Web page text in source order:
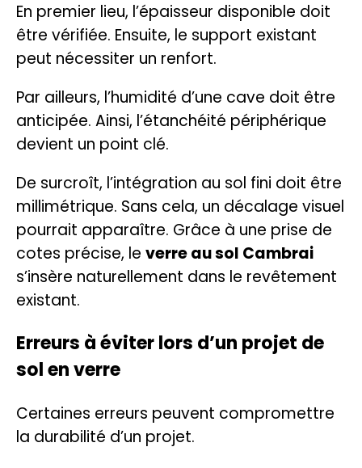
En premier lieu, l’épaisseur disponible doit
être vérifiée. Ensuite, le support existant
peut nécessiter un renfort.
Par ailleurs, l’humidité d’une cave doit être
anticipée. Ainsi, l’étanchéité périphérique
devient un point clé.
De surcroît, l’intégration au sol fini doit être
millimétrique. Sans cela, un décalage visuel
pourrait apparaître. Grâce à une prise de
cotes précise, le verre au sol Cambrai
s’insère naturellement dans le revêtement
existant.
Erreurs à éviter lors d’un projet de
sol en verre
Certaines erreurs peuvent compromettre
la durabilité d’un projet.